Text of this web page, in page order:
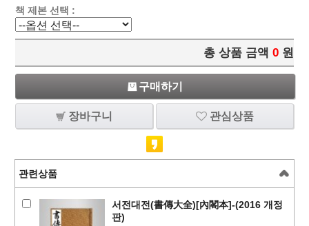
책 제본 선택 :
총 상품 금액 0 원
구매하기
장바구니 관심상품
관련상품
서전대전(書傳大全)[內閣本]-(2016 개정
판)